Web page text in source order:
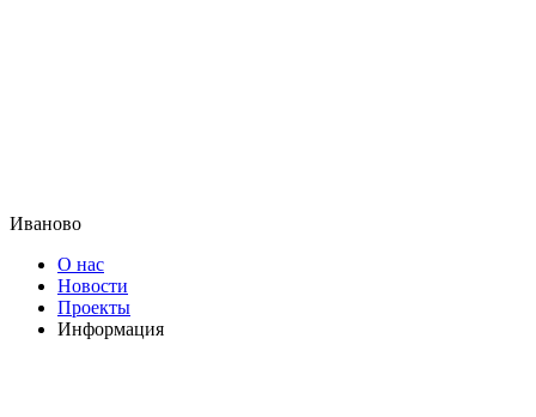
Иваново
О нас
Новости
Проекты
Информация